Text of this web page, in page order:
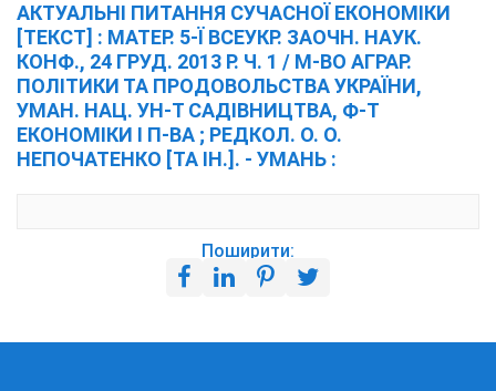
АКТУАЛЬНІ ПИТАННЯ СУЧАСНОЇ ЕКОНОМІКИ
[ТЕКСТ] : МАТЕР. 5-Ї ВСЕУКР. ЗАОЧН. НАУК.
КОНФ., 24 ГРУД. 2013 Р. Ч. 1 / М-ВО АГРАР.
ПОЛІТИКИ ТА ПРОДОВОЛЬСТВА УКРАЇНИ,
УМАН. НАЦ. УН-Т САДІВНИЦТВА, Ф-Т
ЕКОНОМІКИ І П-ВА ; РЕДКОЛ. О. О.
НЕПОЧАТЕНКО [ТА ІН.]. - УМАНЬ :
Поширити: